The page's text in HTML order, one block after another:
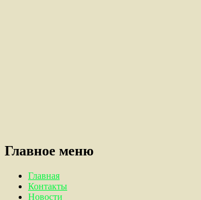
Главное меню
Главная
Контакты
Новости